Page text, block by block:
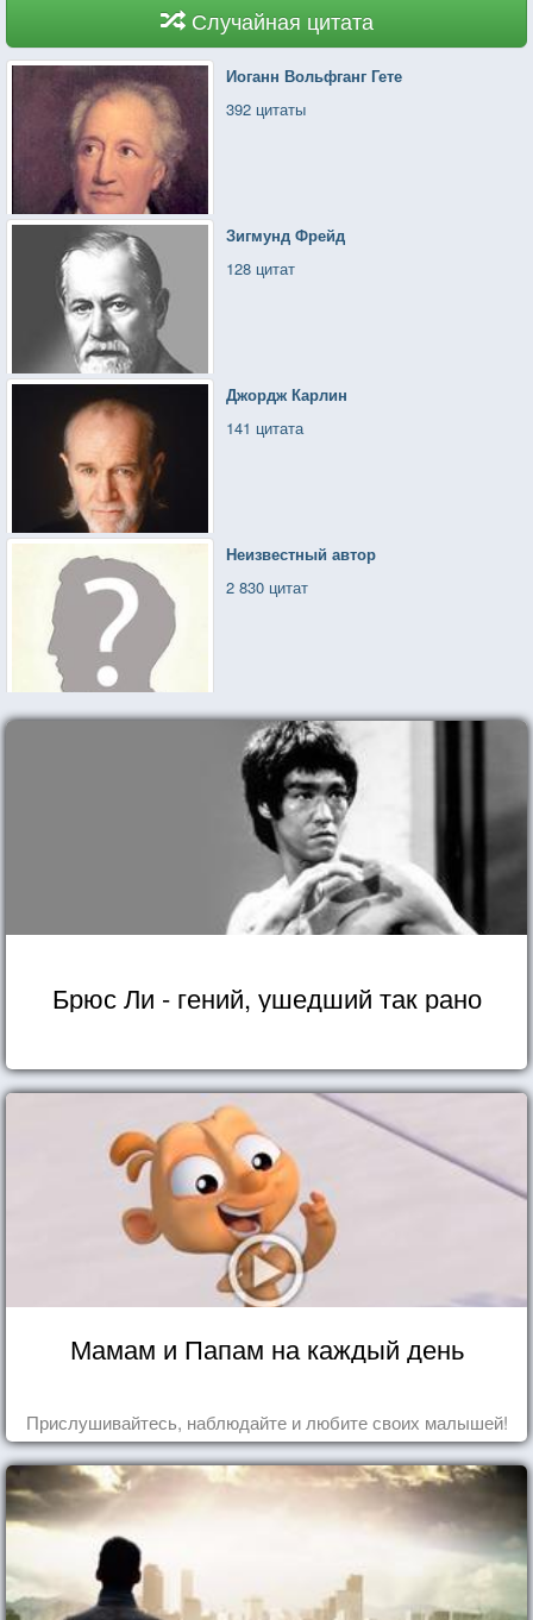
Случайная цитата
Иоганн Вольфганг Гете
392 цитаты
Зигмунд Фрейд
128 цитат
Джордж Карлин
141 цитата
Неизвестный автор
2 830 цитат
Брюс Ли - гений, ушедший так рано
Мамам и Папам на каждый день
Прислушивайтесь, наблюдайте и любите своих малышей!